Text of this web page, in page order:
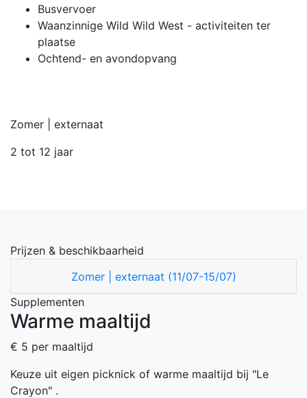
Busvervoer
Waanzinnige Wild Wild West - activiteiten ter
plaatse
Ochtend- en avondopvang
Zomer | externaat
2 tot 12 jaar
Prijzen & beschikbaarheid
Zomer | externaat (11/07-15/07)
Supplementen
Warme maaltijd
€ 5 per maaltijd
Keuze uit eigen picknick of warme maaltijd bij "Le
Crayon" .